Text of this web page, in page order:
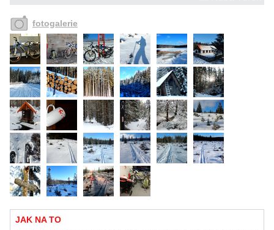
fotogalerie
JAK NA TO